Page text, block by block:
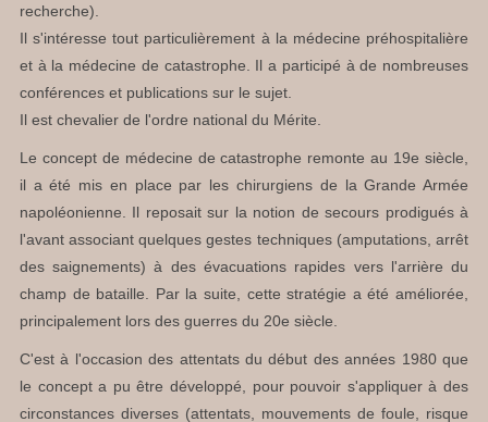
recherche).
Il s'intéresse tout particulièrement à la médecine préhospitalière
et à la médecine de catastrophe. Il a participé à de nombreuses
conférences et publications sur le sujet.
Il est chevalier de l'ordre national du Mérite.
Le concept de médecine de catastrophe remonte au 19e siècle,
il a été mis en place par les chirurgiens de la Grande Armée
napoléonienne. Il reposait sur la notion de secours prodigués à
l'avant associant quelques gestes techniques (amputations, arrêt
des saignements) à des évacuations rapides vers l'arrière du
champ de bataille. Par la suite, cette stratégie a été améliorée,
principalement lors des guerres du 20e siècle.
C'est à l'occasion des attentats du début des années 1980 que
le concept a pu être développé, pour pouvoir s'appliquer à des
circonstances diverses (attentats, mouvements de foule, risque